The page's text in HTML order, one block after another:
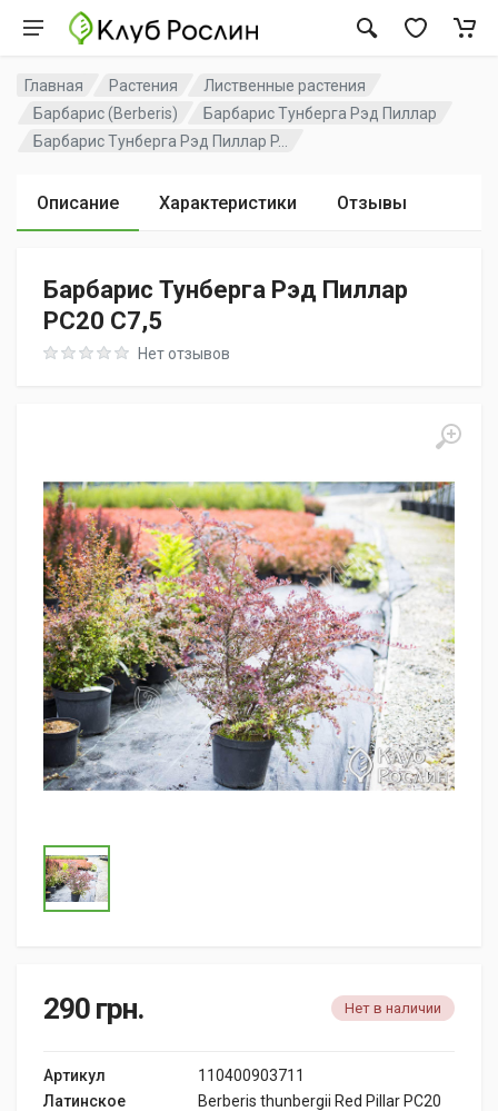
Главная Растения
Лиственные растения
Барбарис (Berberis)
Барбарис Тунберга Рэд Пиллар
Барбарис Тунберга Рэд Пиллар P...
Описание Характеристики Отзывы
Барбарис Тунберга Рэд Пиллар
PC20 C7,5
Rating: 0 out of 5Нет отзывов
290 грн. Нет в наличии
Артикул
110400903711
Латинское
Berberis thunbergii Red Pillar PC20